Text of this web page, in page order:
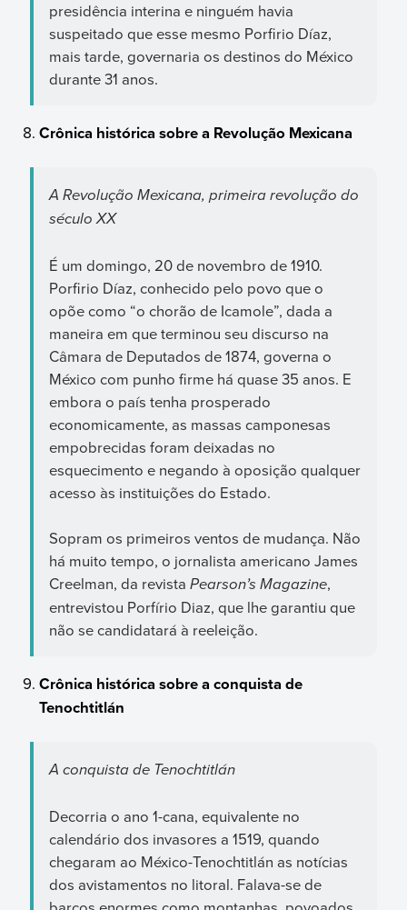
presidência interina e ninguém havia
suspeitado que esse mesmo Porfirio Díaz,
mais tarde, governaria os destinos do México
durante 31 anos.
Crônica histórica sobre a Revolução Mexicana
A Revolução Mexicana, primeira revolução do
século XX
É um domingo, 20 de novembro de 1910.
Porfirio Díaz, conhecido pelo povo que o
opõe como “o chorão de Icamole”, dada a
maneira em que terminou seu discurso na
Câmara de Deputados de 1874, governa o
México com punho firme há quase 35 anos. E
embora o país tenha prosperado
economicamente, as massas camponesas
empobrecidas foram deixadas no
esquecimento e negando à oposição qualquer
acesso às instituições do Estado.
Sopram os primeiros ventos de mudança. Não
há muito tempo, o jornalista americano James
Creelman, da revista Pearson’s Magazine,
entrevistou Porfírio Diaz, que lhe garantiu que
não se candidatará à reeleição.
Crônica histórica sobre a conquista de
Tenochtitlán
A conquista de Tenochtitlán
Decorria o ano 1-cana, equivalente no
calendário dos invasores a 1519, quando
chegaram ao México-Tenochtitlán as notícias
dos avistamentos no litoral. Falava-se de